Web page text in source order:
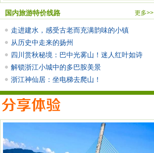
更多>>
国内旅游特价线路
走进建水，感受古老而充满韵味的小镇
从历史中走来的扬州
四川赏秋秘境：巴中光雾山！迷人红叶如诗
画，极
解锁浙江小城中的多巴胺美景
浙江神仙居：坐电梯去爬山！